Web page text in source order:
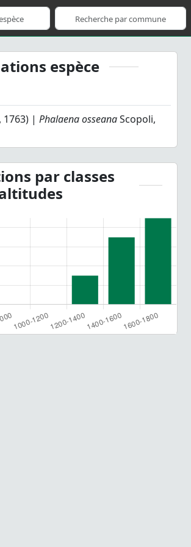
espèce
1763) |Phalaena osseanaScopoli,
par classes